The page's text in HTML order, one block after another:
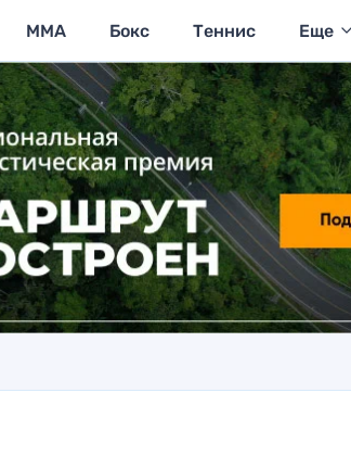
MMA Бокс Теннис Еще